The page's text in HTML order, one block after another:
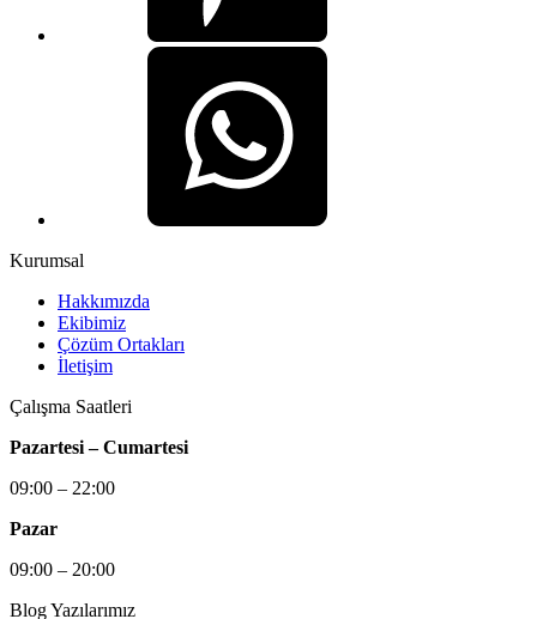
Kurumsal
Hakkımızda
Ekibimiz
Çözüm Ortakları
İletişim
Çalışma Saatleri
Pazartesi – Cumartesi
09:00 – 22:00
Pazar
09:00 – 20:00
Blog Yazılarımız